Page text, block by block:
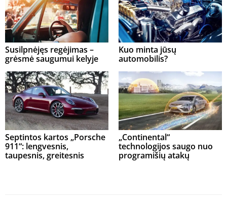
Susilpnėjęs regėjimas –
grėsmė saugumui kelyje
Kuo minta jūsų
automobilis?
Septintos kartos „Porsche
911“: lengvesnis,
taupesnis, greitesnis
„Continental“
technologijos saugo nuo
programišių atakų